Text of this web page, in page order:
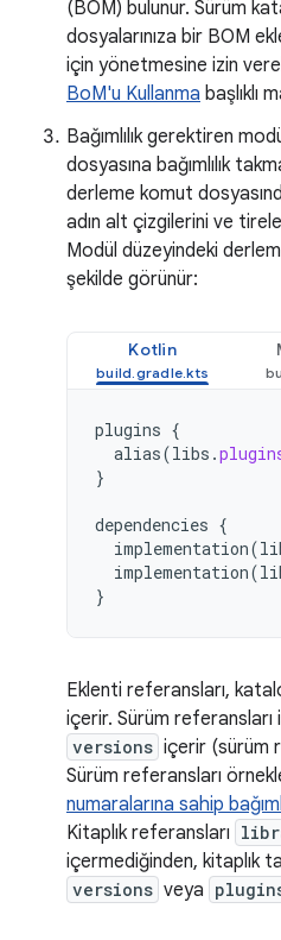
(BOM) bulunur. Sürüm
dosyalarınıza bir BOM
için yönetmesine izin
BoM'u Kullanma başlıklı
Bağımlılık gerektiren
dosyasına bağımlılık
derleme komut
adın alt çizgilerini ve
Modül düzeyindeki
şekilde görünür:
Kotlin
plugins {
alias(libs .
}
dependencies {
implementation(
implementation(
}
Eklenti referansları,
içerir. Sürüm
versions içerir (sürüm
Sürüm referansları
numaralarına sahip
Kitaplık referansları
içermediğinden, kitaplık
versions veya